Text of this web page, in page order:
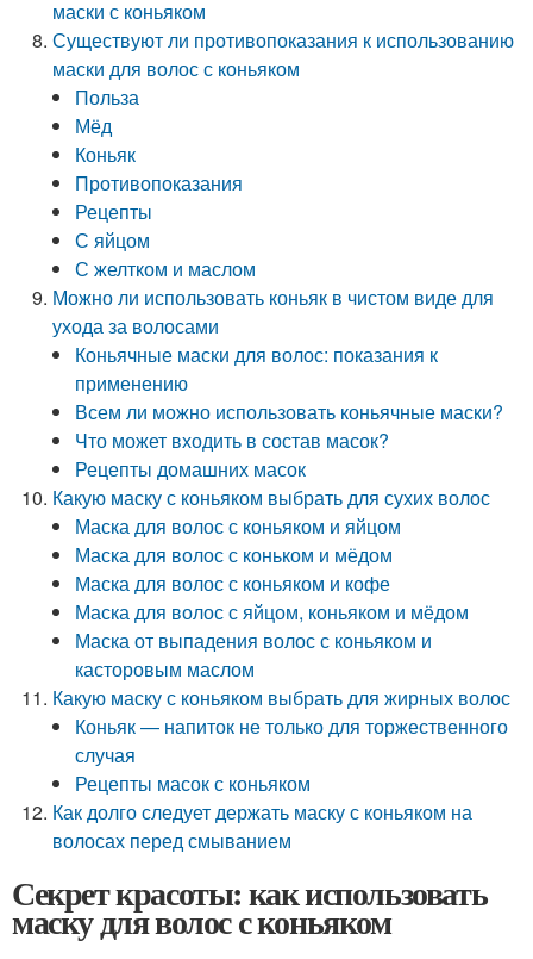
маски с коньяком
Существуют ли противопоказания к использованию
маски для волос с коньяком
Польза
Мёд
Коньяк
Противопоказания
Рецепты
С яйцом
С желтком и маслом
Можно ли использовать коньяк в чистом виде для
ухода за волосами
Коньячные маски для волос: показания к
применению
Всем ли можно использовать коньячные маски?
Что может входить в состав масок?
Рецепты домашних масок
Какую маску с коньяком выбрать для сухих волос
Маска для волос с коньяком и яйцом
Маска для волос с коньком и мёдом
Маска для волос с коньяком и кофе
Маска для волос с яйцом, коньяком и мёдом
Маска от выпадения волос с коньяком и
касторовым маслом
Какую маску с коньяком выбрать для жирных волос
Коньяк — напиток не только для торжественного
случая
Рецепты масок с коньяком
Как долго следует держать маску с коньяком на
волосах перед смыванием
Секрет красоты: как использовать
маску для волос с коньяком